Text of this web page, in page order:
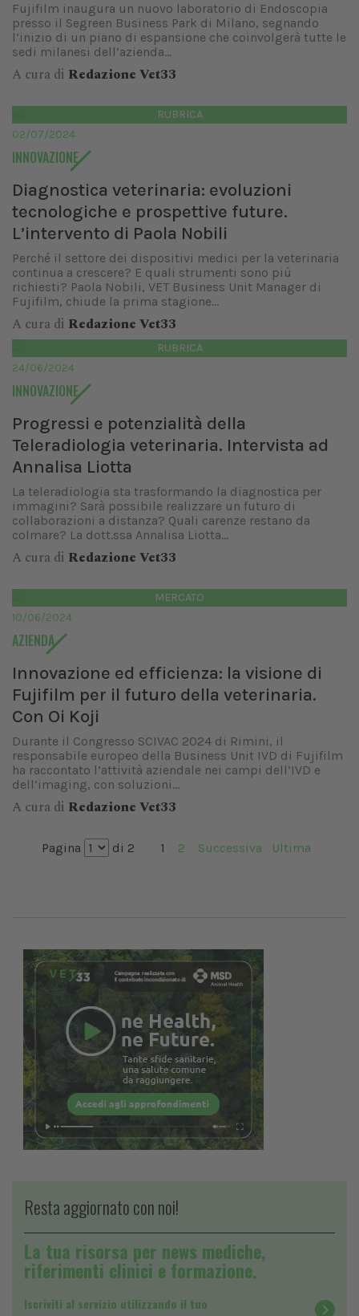
Fujifilm inaugura un nuovo laboratorio di Endoscopia
presso il Segreen Business Park di Milano, segnando
l’inizio di un piano di espansione che coinvolgerà tutte le
sedi milanesi dell’azienda...
A cura di Redazione Vet33
RUBRICA
02/07/2024
INNOVAZIONE
Diagnostica veterinaria: evoluzioni
tecnologiche e prospettive future.
L’intervento di Paola Nobili
Perché il settore dei dispositivi medici per la veterinaria
continua a crescere? E quali strumenti sono più
richiesti? Paola Nobili, VET Business Unit Manager di
Fujifilm, chiude la prima stagione...
A cura di Redazione Vet33
RUBRICA
24/06/2024
INNOVAZIONE
Progressi e potenzialità della
Teleradiologia veterinaria. Intervista ad
Annalisa Liotta
La teleradiologia sta trasformando la diagnostica per
immagini? Sarà possibile realizzare un futuro di
collaborazioni a distanza? Quali carenze restano da
colmare? La dott.ssa Annalisa Liotta...
A cura di Redazione Vet33
MERCATO
10/06/2024
AZIENDA
Innovazione ed efficienza: la visione di
Fujifilm per il futuro della veterinaria.
Con Oi Koji
Durante il Congresso SCIVAC 2024 di Rimini, il
responsabile europeo della Business Unit IVD di Fujifilm
ha raccontato l’attività aziendale nei campi dell’IVD e
dell’imaging, con soluzioni...
A cura di Redazione Vet33
Pagina di 2 1 2 Successiva Ultima
Resta aggiornato con noi!
La tua risorsa per news mediche,
riferimenti clinici e formazione.
Iscriviti al servizio utilizzando il tuo